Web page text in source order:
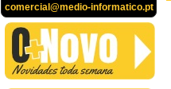
comercial@medio-informatico.pt